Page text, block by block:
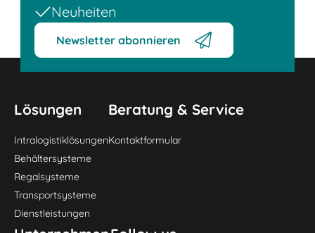
Neuheiten
Newsletter abonnieren
Lösungen
Intralogistiklösungen
Behältersysteme
Regalsysteme
Transportsysteme
Dienstleistungen
Beratung & Service
Kontaktformular